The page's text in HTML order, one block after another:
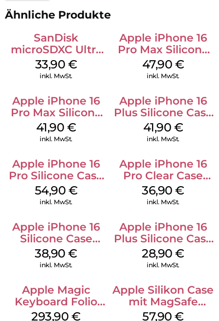
Ähnliche Produkte
SanDisk
microSDXC Ultra
128 GB + Adapter
Mobile
33,90 €
inkl. MwSt.
Apple iPhone 16
Pro Max Silicone
Case MagSafe
Black
47,90 €
inkl. MwSt.
Apple iPhone 16
Pro Max Silicone
Case MagSafe
Ultramarine
41,90 €
inkl. MwSt.
Apple iPhone 16
Plus Silicone Case
MagSafe Stone
Gray
41,90 €
inkl. MwSt.
Apple iPhone 16
Pro Silicone Case
MagSafe Black
54,90 €
inkl. MwSt.
Apple iPhone 16
Pro Clear Case
MagSafe
Transparent
36,90€
inkl. MwSt.
Apple iPhone 16
Silicone Case
MagSafe
Ultramarine
38,90€
inkl. MwSt.
Apple iPhone 16
Plus Silicone Case
MagSafe Black
28,90€
inkl. MwSt.
Apple Magic
Keyboard Folio
iPad 10.9″ (10.Gen.)
293,90€
Apple Silikon Case
mit MagSafe
iPhone 14 Pro
57,90€